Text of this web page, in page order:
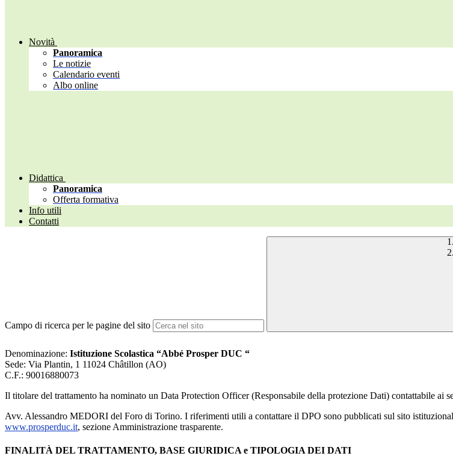
Novità
Panoramica
Le notizie
Calendario eventi
Albo online
Didattica
Panoramica
Offerta formativa
Info utili
Contatti
Campo di ricerca per le pagine del sito
Denominazione: Istituzione Scolastica “Abbé Prosper DUC “
Sede: Via Plantin, 1 11024 Châtillon (AO)
C.F.: 90016880073
Il titolare del trattamento ha nominato un Data Protection Officer (Responsabile della protezione Dati) contattabile ai
Avv. Alessandro MEDORI del Foro di Torino. I riferimenti utili a contattare il DPO sono pubblicati sul sito
www.prosperduc.it, sezione Amministrazione trasparente.
FINALITÀ DEL TRATTAMENTO, BASE GIURIDICA e TIPOLOGIA DEI DATI